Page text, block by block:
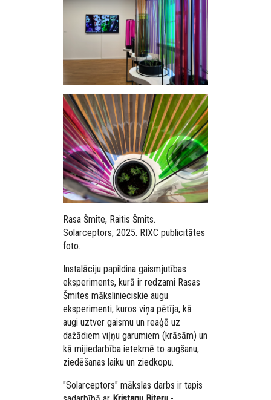
Rasa Šmite, Raitis Šmits.
Solarceptors, 2025. RIXC publicitātes
foto.
Instalāciju papildina gaismjutības
eksperiments, kurā ir redzami Rasas
Šmites mākslinieciskie augu
eksperimenti, kuros viņa pētīja, kā
augi uztver gaismu un reaģē uz
dažādiem viļņu garumiem (krāsām) un
kā mijiedarbība ietekmē to augšanu,
ziedēšanas laiku un ziedkopu.
"Solarceptors" mākslas darbs ir tapis